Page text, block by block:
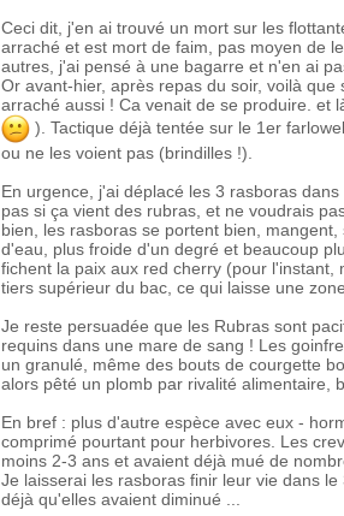
Ceci dit, j'en ai trouvé un mort sur les
arraché et est mort de faim, pas moyen de
autres, j'ai pensé à une bagarre et n'en ai
Or avant-hier, après repas du soir, voilà
arraché aussi ! Ca venait de se produire. et
). Tactique déjà tentée sur le 1er
ou ne les voient pas (brindilles !).
En urgence, j'ai déplacé les 3 rasboras
pas si ça vient des rubras, et ne voudrais
bien, les rasboras se portent bien,
d'eau, plus froide d'un degré et beaucoup
fichent la paix aux red cherry (pour
tiers supérieur du bac, ce qui laisse une
Je reste persuadée que les Rubras sont
requins dans une mare de sang ! Les
un granulé, même des bouts de courgette
alors pêté un plomb par rivalité alimentaire,
En bref : plus d'autre espèce avec eux -
comprimé pourtant pour herbivores. Les
moins 2-3 ans et avaient déjà mué de
Je laisserai les rasboras finir leur vie dans
déjà qu'elles avaient diminué ...